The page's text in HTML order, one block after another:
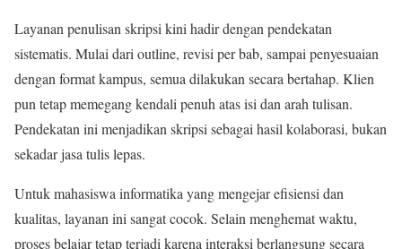
Layanan penulisan skripsi kini hadir dengan pendekatan
sistematis. Mulai dari outline, revisi per bab, sampai penyesuaian
dengan format kampus, semua dilakukan secara bertahap. Klien
pun tetap memegang kendali penuh atas isi dan arah tulisan.
Pendekatan ini menjadikan skripsi sebagai hasil kolaborasi, bukan
sekadar jasa tulis lepas.
Untuk mahasiswa informatika yang mengejar efisiensi dan
kualitas, layanan ini sangat cocok. Selain menghemat waktu,
proses belajar tetap terjadi karena interaksi berlangsung secara